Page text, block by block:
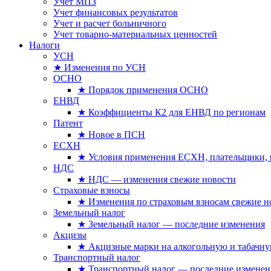
Учет финансовых результатов
Учет и расчет больничного
Учет товарно-материальных ценностей
Налоги
УСН
★ Изменения по УСН
ОСНО
★ Порядок применения ОСНО
ЕНВД
★ Коэффициенты К2 для ЕНВД по регионам
Патент
★ Новое в ПСН
ЕСХН
★ Условия применения ЕСХН, плательщики,
НДС
★ НДС — изменения свежие новости
Страховые взносы
★ Изменения по страховым взносам свежие
Земельный налог
★ Земельный налог — последние изменения
Акцизы
★ Акцизные марки на алкогольную и
Транспортный налог
★ Транспортный налог — последние